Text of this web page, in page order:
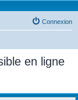
Connexion
en ligne